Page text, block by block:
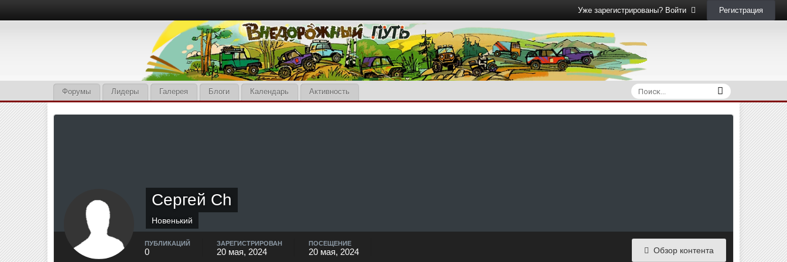
Уже зарегистрированы? Войти Регистрация
Форумы Лидеры Галерея Блоги Календарь Активность
Сергей Ch
Новенький
Обзор контента
ПУБЛИКАЦИЙ
0
ЗАРЕГИСТРИРОВАН
20 мая, 2024
ПОСЕЩЕНИЕ
20 мая, 2024